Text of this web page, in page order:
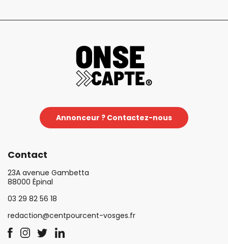
Annonceur ? Contactez-nous
Contact
23A avenue Gambetta
88000 Épinal
03 29 82 56 18
redaction@centpourcent-vosges.fr